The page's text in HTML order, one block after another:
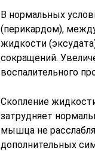
В нормальных
(перикардом),
жидкости
сокращений.
воспалительного
Скопление
затрудняет
мышца не
дополнительных